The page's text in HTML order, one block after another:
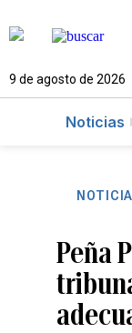
9 de agosto de 2026
Noticias
NOTICIA
Peña